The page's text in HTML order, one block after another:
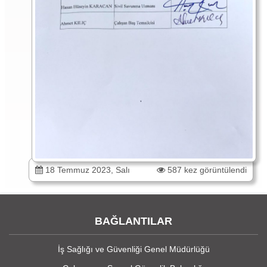
18 Temmuz 2023, Salı 587 kez görüntülendi
BAĞLANTILAR
İş Sağlığı ve Güvenliği Genel Müdürlüğü